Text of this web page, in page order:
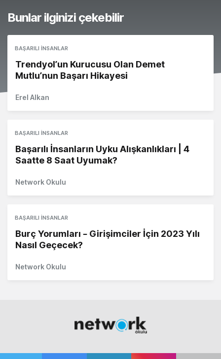
Bunlar ilginizi çekebilir
BAŞARILI İNSANLAR
Trendyol’un Kurucusu Olan Demet
Mutlu’nun Başarı Hikayesi
Erel Alkan
BAŞARILI İNSANLAR
Başarılı İnsanların Uyku Alışkanlıkları | 4
Saatte 8 Saat Uyumak?
Network Okulu
BAŞARILI İNSANLAR
Burç Yorumları – Girişimciler İçin 2023 Yılı
Nasıl Geçecek?
Network Okulu